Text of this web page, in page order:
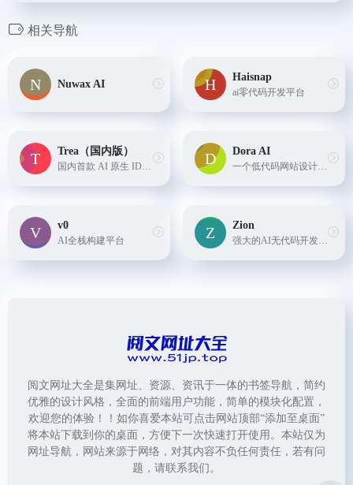
相关导航
Nuwax AI
Haisnap
ai零代码开发平台
Trea（国内版）
国内首款 AI 原生 IDE，专为中国开发者打造，让 AI 深度融入编程，带来比插件更流畅、精准的开发体验。通过强大的上下文分析，Trae 可以实时预测和续写你的代码片段，快速无缝扩展你未完成的代码，数倍提升你的编码效率。
Dora AI
一个低代码网站设计平台，它允许用户通过输入一句提示文本来生成可编辑且带有精美3D动画的网站。这个平台提供了强大的无代码编辑器，简化了网站创建过程，适用于各种用户，包括设...
v0
AI全栈构建平台
Zion
强大的AI无代码开发平台，把搭建简单的应用变得更快，将打磨复杂的系统变得更便宜，让成为数字化人才变得更轻松。
阅文网址大全是集网址、资源、资讯于一体的书签导航，简约
优雅的设计风格，全面的前端用户功能，简单的模块化配置，
欢迎您的体验！！如你喜爱本站可点击网站顶部“添加至桌面”
将本站下载到你的桌面，方便下一次快速打开使用。本站仅为
网址导航，网站来源于网络，对其内容不负任何责任，若有问
题，请联系我们。